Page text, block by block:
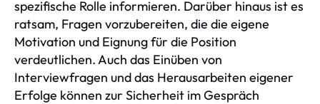
spezifische Rolle informieren. Darüber hinaus ist es
ratsam, Fragen vorzubereiten, die die eigene
Motivation und Eignung für die Position
verdeutlichen. Auch das Einüben von
Interviewfragen und das Herausarbeiten eigener
Erfolge können zur Sicherheit im Gespräch